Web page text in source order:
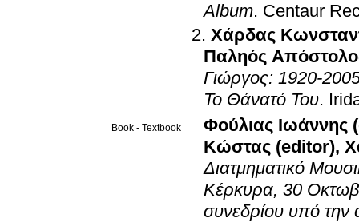
Album. Centaur
Χάρδας
Παληός
Γιώργος: 1920-
Το Θάνατό Του.
Book - Textbook
Φούλιας Ιωάννης
Κώστας (editor),
Διατμηματικό
Κέρκυρα, 30
συνεδρίου υπό την